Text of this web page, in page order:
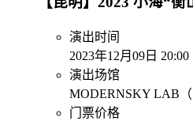
演出时间
2023年12月09日
演出场馆
MODERNSKY LAB（
门票价格